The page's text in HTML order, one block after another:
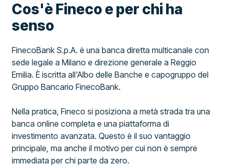
Cos'è Fineco e per chi ha
senso
FinecoBank S.p.A. è una banca diretta multicanale con
sede legale a Milano e direzione generale a Reggio
Emilia. È iscritta all'Albo delle Banche e capogruppo del
Gruppo Bancario FinecoBank.
Nella pratica, Fineco si posiziona a metà strada tra una
banca online completa e una piattaforma di
investimento avanzata. Questo è il suo vantaggio
principale, ma anche il motivo per cui non è sempre
immediata per chi parte da zero.